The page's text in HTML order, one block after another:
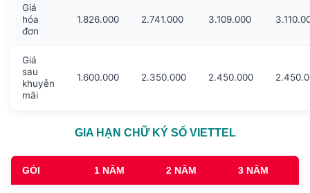
Giá
hóa
đơn
1.826.000 2.741.000 3.109.000
Giá
sau
khuyễn
mãi
1.600.000 2.350.000 2.450.000
GIA HẠN CHỮ KÝ SỐ VIETTEL
GÓI 1 NĂM 2 NĂM 3 NĂM